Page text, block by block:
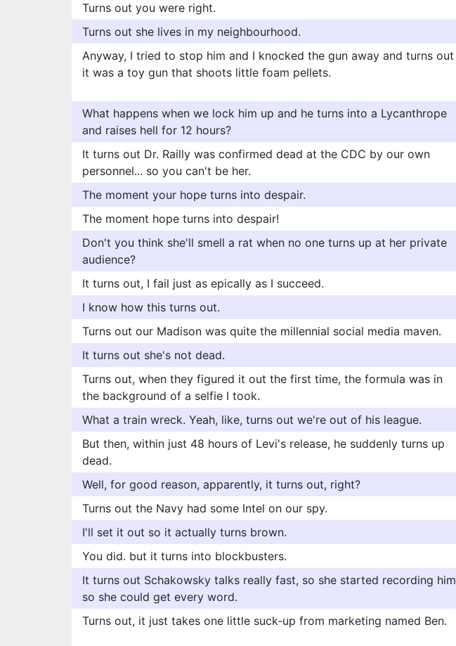
Turns out you were right.
Turns out she lives in my neighbourhood.
Anyway, I tried to stop him and I knocked the gun away and turns out
it was a toy gun that shoots little foam pellets.
What happens when we lock him up and he turns into a Lycanthrope
and raises hell for 12 hours?
It turns out Dr. Railly was confirmed dead at the CDC by our own
personnel... so you can't be her.
The moment your hope turns into despair.
The moment hope turns into despair!
Don't you think she'll smell a rat when no one turns up at her private
audience?
It turns out, I fail just as epically as I succeed.
I know how this turns out.
Turns out our Madison was quite the millennial social media maven.
It turns out she's not dead.
Turns out, when they figured it out the first time, the formula was in
the background of a selfie I took.
What a train wreck. Yeah, like, turns out we're out of his league.
But then, within just 48 hours of Levi's release, he suddenly turns up
dead.
Well, for good reason, apparently, it turns out, right?
Turns out the Navy had some Intel on our spy.
I'll set it out so it actually turns brown.
You did. but it turns into blockbusters.
It turns out Schakowsky talks really fast, so she started recording him
so she could get every word.
Turns out, it just takes one little suck-up from marketing named Ben.